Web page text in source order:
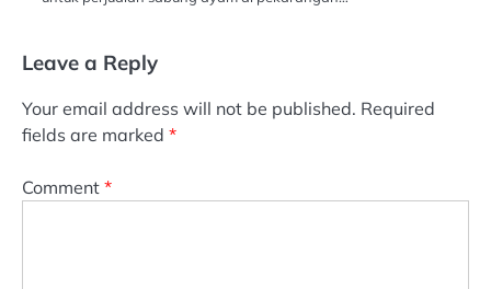
Leave a Reply
Your email address will not be published. Required
fields are marked *
Comment *